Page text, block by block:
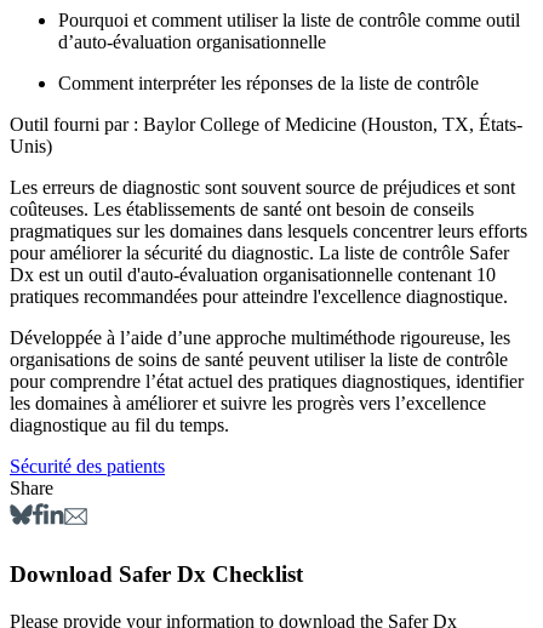
Pourquoi et comment utiliser la liste de contrôle comme outil
d’auto-évaluation organisationnelle
Comment interpréter les réponses de la liste de contrôle
Outil fourni par : ​Baylor College of Medicine (Houston, TX, États-
Unis)
Les erreurs de diagnostic sont souvent source de préjudices et sont
coûteuses. Les établissements de santé ont besoin de conseils
pragmatiques sur les domaines dans lesquels concentrer leurs efforts
pour améliorer la sécurité du diagnostic. La liste de contrôle Safer
Dx est un outil d'auto-évaluation organisationnelle contenant 10
pratiques recommandées pour atteindre l'excellence diagnostique.
Développée à l’aide d’une approche multiméthode rigoureuse, les
organisations de soins de santé peuvent utiliser la liste de contrôle
pour comprendre l’état actuel des pratiques diagnostiques, identifier
les domaines à améliorer et suivre les progrès vers l’excellence
diagnostique au fil du temps.
Sécurité des patients
Share
Download Safer Dx Checklist
Please provide your information to download the Safer Dx